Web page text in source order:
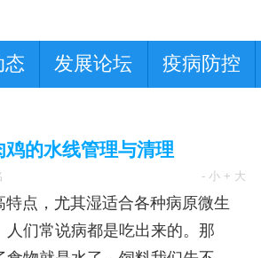
态 发展论坛 疫病防控
鸡的水线管理与清理
- 小 + 大
特点，尤其湿适合各种病原微生
人们常说病都是吃出来的。那